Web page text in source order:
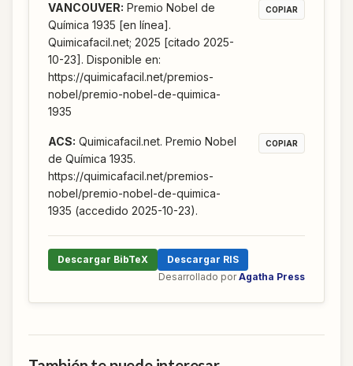
VANCOUVER: Premio Nobel de
Química 1935 [en línea].
Quimicafacil.net; 2025 [citado 2025-
10-23]. Disponible en:
https://quimicafacil.net/premios-
nobel/premio-nobel-de-quimica-
1935
COPIAR
ACS: Quimicafacil.net. Premio Nobel
de Química 1935.
https://quimicafacil.net/premios-
nobel/premio-nobel-de-quimica-
1935 (accedido 2025-10-23).
COPIAR
Descargar BibTeX
Descargar RIS
Desarrollado por Agatha Press